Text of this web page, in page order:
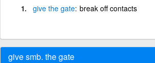
give the gate break off contacts
give smb. the gate